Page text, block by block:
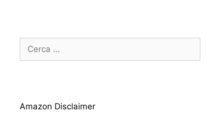
Ricerca
Amazon Disclaimer